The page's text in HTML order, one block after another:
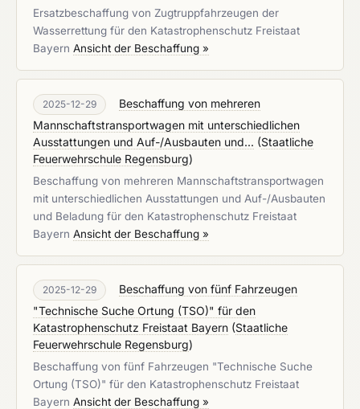
Ersatzbeschaffung von Zugtruppfahrzeugen der
Wasserrettung für den Katastrophenschutz Freistaat
Bayern Ansicht der Beschaffung »
2025-12-29
Beschaffung von mehreren
Mannschaftstransportwagen mit unterschiedlichen
Ausstattungen und Auf-/Ausbauten und... (Staatliche
Feuerwehrschule Regensburg)
Beschaffung von mehreren Mannschaftstransportwagen
mit unterschiedlichen Ausstattungen und Auf-/Ausbauten
und Beladung für den Katastrophenschutz Freistaat
Bayern Ansicht der Beschaffung »
2025-12-29
Beschaffung von fünf Fahrzeugen
"Technische Suche Ortung (TSO)" für den
Katastrophenschutz Freistaat Bayern (Staatliche
Feuerwehrschule Regensburg)
Beschaffung von fünf Fahrzeugen "Technische Suche
Ortung (TSO)" für den Katastrophenschutz Freistaat
Bayern Ansicht der Beschaffung »